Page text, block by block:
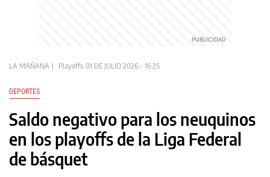
LA MAÑANA Playoffs 01 DE JULIO 2026 - 16:25
DEPORTES
Saldo negativo para los neuquinos
en los playoffs de la Liga Federal
de básquet